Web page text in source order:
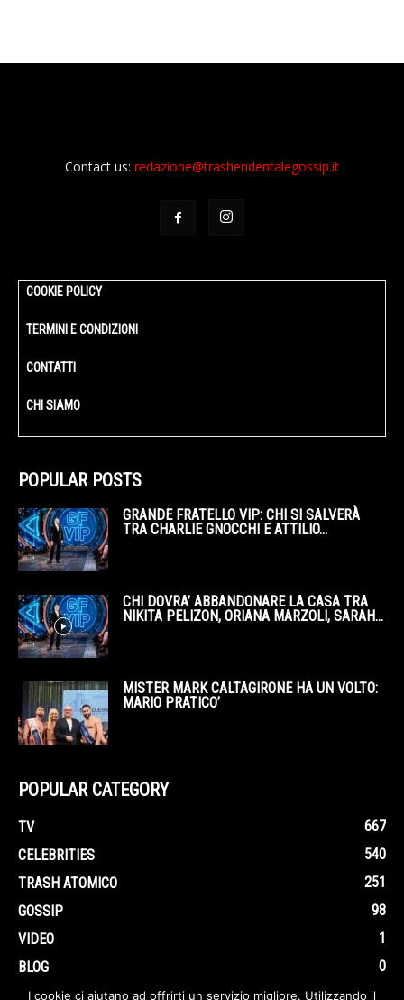
Contact us: redazione@trashendentalegossip.it
COOKIE POLICY
TERMINI E CONDIZIONI
CONTATTI
CHI SIAMO
POPULAR POSTS
GRANDE FRATELLO VIP: CHI SI SALVERÀ
TRA CHARLIE GNOCCHI E ATTILIO...
CHI DOVRA’ ABBANDONARE LA CASA TRA
NIKITA PELIZON, ORIANA MARZOLI, SARAH...
MISTER MARK CALTAGIRONE HA UN VOLTO:
MARIO PRATICO’
POPULAR CATEGORY
TV
667
CELEBRITIES
540
TRASH ATOMICO
251
GOSSIP
98
VIDEO
1
BLOG
0
I cookie ci aiutano ad offrirti un servizio migliore. Utilizzando il